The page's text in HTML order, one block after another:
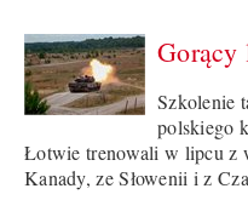
Szkolenie
polskiego
Łotwie trenowali w lipcu z
Kanady, ze Słowenii i z